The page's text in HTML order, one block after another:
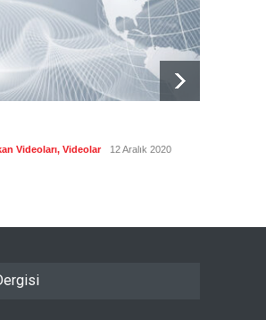
Güncel 8 Ağustos 2026
Videoları, Videolar 12 Aralık 2020